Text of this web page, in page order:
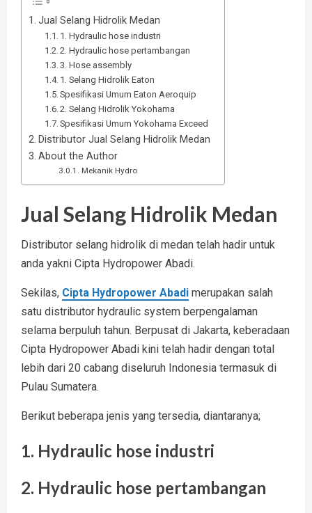
Jual Selang Hidrolik Medan
1. Hydraulic hose industri
2. Hydraulic hose pertambangan
3. Hose assembly
1. Selang Hidrolik Eaton
Spesifikasi Umum Eaton Aeroquip
2. Selang Hidrolik Yokohama
Spesifikasi Umum Yokohama Exceed
Distributor Jual Selang Hidrolik Medan
About the Author
Mekanik Hydro
Jual Selang Hidrolik Medan
Distributor selang hidrolik di medan telah hadir untuk
anda yakni Cipta Hydropower Abadi.
Sekilas, Cipta Hydropower Abadi merupakan salah
satu distributor hydraulic system berpengalaman
selama berpuluh tahun. Berpusat di Jakarta, keberadaan
Cipta Hydropower Abadi kini telah hadir dengan total
lebih dari 20 cabang diseluruh Indonesia termasuk di
Pulau Sumatera.
Berikut beberapa jenis yang tersedia, diantaranya;
1. Hydraulic hose industri
2. Hydraulic hose pertambangan